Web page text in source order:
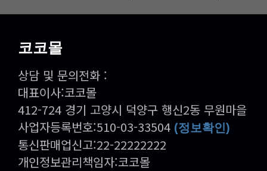
코코몰
상담 및 문의전화 :
대표이사:코코몰
412-724 경기 고양시 덕양구 행신2동 무원마을
사업자등록번호:510-03-33504 (정보확인)
통신판매업신고:22-22222222
개인정보관리책임자:코코몰